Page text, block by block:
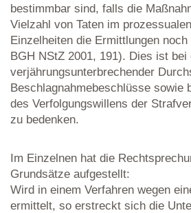
bestimmbar sind, falls die
Vielzahl von Taten im
Einzelheiten die Ermittlungen
BGH NStZ 2001, 191). Dies ist bei
verjährungsunterbrechender
Beschlagnahmebeschlüsse sowie
des Verfolgungswillens der
zu bedenken.
Im Einzelnen hat die
Grundsätze aufgestellt:
Wird in einem Verfahren wegen
ermittelt, so erstreckt sich die